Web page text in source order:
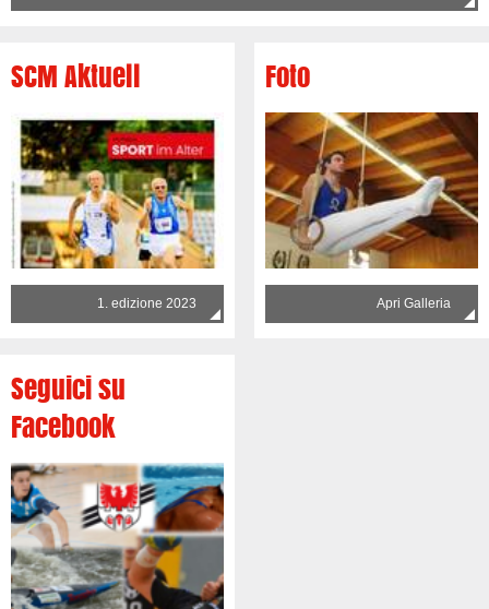
SCM Aktuell
1. edizione 2023
Foto
Apri Galleria
Seguici su
Facebook